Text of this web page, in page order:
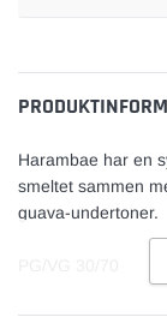
til
vare
Harambae har en
smeltet sammen
guava-undertoner.